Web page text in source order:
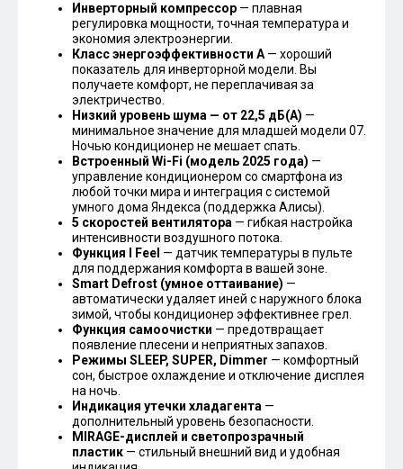
Инверторный компрессор — плавная
регулировка мощности, точная температура и
экономия электроэнергии.
Класс энергоэффективности А — хороший
показатель для инверторной модели. Вы
получаете комфорт, не переплачивая за
электричество.
Низкий уровень шума — от 22,5 дБ(А) —
минимальное значение для младшей модели 07.
Ночью кондиционер не мешает спать.
Встроенный Wi-Fi (модель 2025 года) —
управление кондиционером со смартфона из
любой точки мира и интеграция с системой
умного дома Яндекса (поддержка Алисы).
5 скоростей вентилятора — гибкая настройка
интенсивности воздушного потока.
Функция I Feel — датчик температуры в пульте
для поддержания комфорта в вашей зоне.
Smart Defrost (умное оттаивание) —
автоматически удаляет иней с наружного блока
зимой, чтобы кондиционер эффективнее грел.
Функция самоочистки — предотвращает
появление плесени и неприятных запахов.
Режимы SLEEP, SUPER, Dimmer — комфортный
сон, быстрое охлаждение и отключение дисплея
на ночь.
Индикация утечки хладагента —
дополнительный уровень безопасности.
MIRAGE-дисплей и светопрозрачный
пластик — стильный внешний вид и удобная